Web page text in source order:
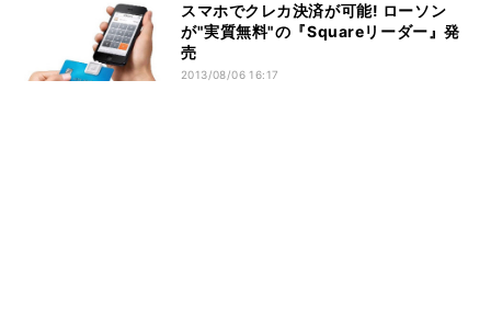
スマホでクレカ決済が可能! ローソン
が"実質無料"の『Squareリーダー』発
売
2013/08/06 16:17